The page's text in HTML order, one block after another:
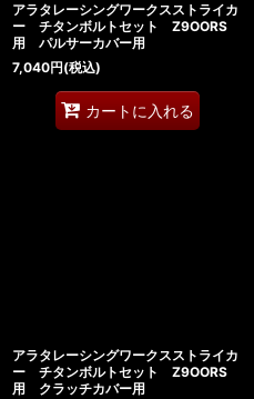
アラタレーシングワークスストライカ
ー チタンボルトセット Z9OORS
用 パルサーカバー用
7,040円(税込)
カートに入れる
アラタレーシングワークスストライカ
ー チタンボルトセット Z9OORS
用 クラッチカバー用